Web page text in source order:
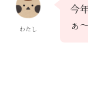
わたし
今
ぁ